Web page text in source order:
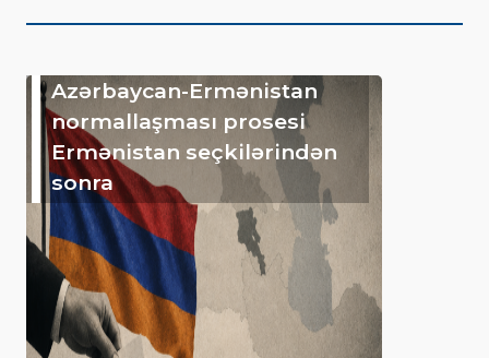
Azərbaycan-Ermənistan
normallaşması prosesi
Ermənistan seçkilərindən
sonra